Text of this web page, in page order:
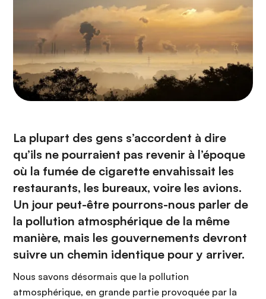
La plupart des gens s’accordent à dire
qu’ils ne pourraient pas revenir à l’époque
où la fumée de cigarette envahissait les
restaurants, les bureaux, voire les avions.
Un jour peut-être pourrons-nous parler de
la pollution atmosphérique de la même
manière, mais les gouvernements devront
suivre un chemin identique pour y arriver.
Nous savons désormais que la pollution
atmosphérique, en grande partie provoquée par la